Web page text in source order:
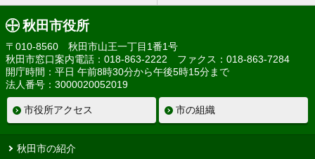
秋田市役所
〒010-8560 秋田市山王一丁目1番1号
秋田市窓口案内電話：018-863-2222 ファクス：018-863-7284
開庁時間：平日 午前8時30分から午後5時15分まで
法人番号：3000020052019
市役所アクセス 市の組織
秋田市の紹介